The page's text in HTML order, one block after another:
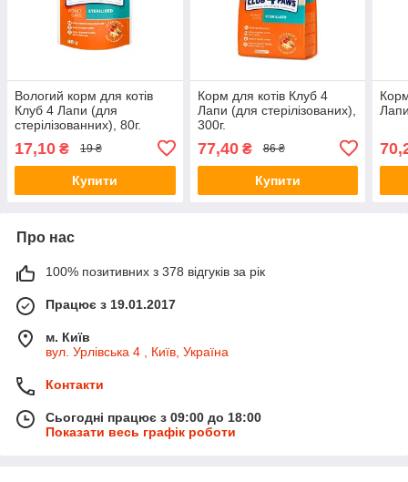
Вологий корм для котів
Клуб 4 Лапи (для
стерілізованних), 80г.
17,10 ₴ 19 ₴
Купити
Корм для котів Клуб 4
Лапи (для стерілізованих),
300г.
77,40₴ 86 ₴
Купити
Про нас
100% позитивних з 378 відгуків за рік
Працює з 19.01.2017
м. Київ
вул. Урлівська 4 , Київ, Україна
Контакти
Сьогодні працює з 09:00 до 18:00
Показати весь графік роботи